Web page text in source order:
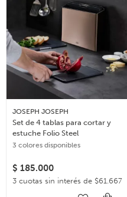
JOSEPH JOSEPH
Set de 4 tablas para cortar y
estuche Folio Steel
3 colores disponibles
$ 185.000
3 cuotas sin interés de $61.667